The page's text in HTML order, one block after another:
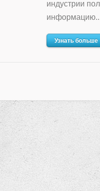
индустрии
Узнать больше